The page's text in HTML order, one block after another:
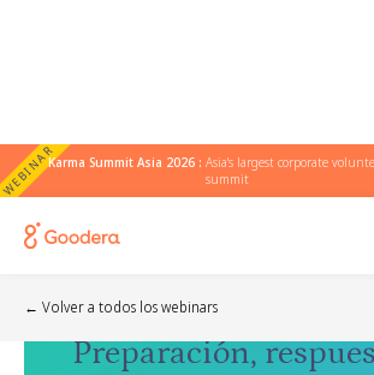
WEBINARKarma Summit Asia 2026 :Asia's largest corporate
summit
← Volver a todos los webinars
🗓️Apr 23, 2026
Preparación,